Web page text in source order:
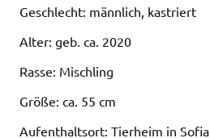
Geschlecht: männlich, kastriert
Alter: geb. ca. 2020
Rasse: Mischling
Größe: ca. 55 cm
Aufenthaltsort: Tierheim in Sofia